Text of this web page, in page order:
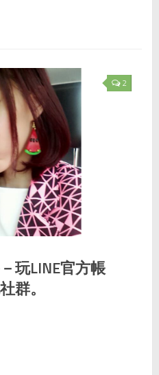
2
玩LINE官方帳
群。